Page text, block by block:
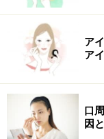
す。そんな時は
用しましょう。
5 イン 1 BB クリー
■ガイドのオスス
ア
ア
口
因